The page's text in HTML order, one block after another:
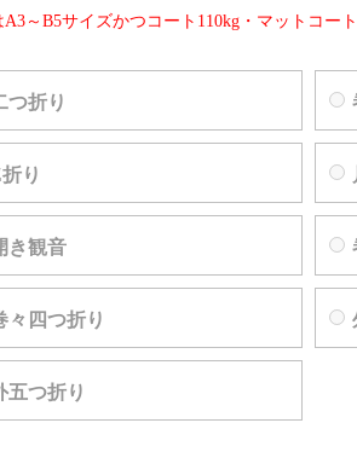
～B5サイズかつコート110kg・マットコー
つ折り
り
き観音
々四つ折り
五つ折り